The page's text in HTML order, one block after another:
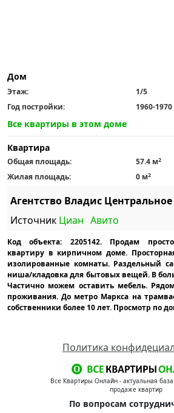
Дом
Этаж:
1/5
Год постройки:
1960-1970
Все квартиры в этом доме
Квартира
Общая площадь: 57.4 м2
Жилая площадь: 0 м2
Агентство Владис Центральное
Источник Циан Авито
Код объекта: 2205142. Продам
квартиру в кирпичном доме.
изолированные комнаты. Раздельный
ниша/кладовка для бытовых вещей. В
Частично можем оставить мебель.
проживания. До метро Маркса на
собственники более 10 лет. Просмотр по
Политика
Все Квартиры Онлайн - актуальная
продаже квартир
По вопросам